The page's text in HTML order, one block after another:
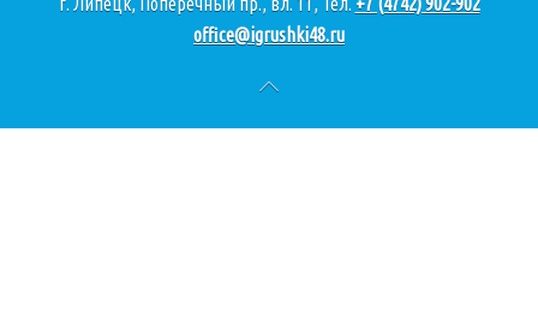
office@igrushki48.ru